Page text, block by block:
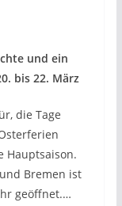
und ein
bis 22. März
die Tage
Hauptsaison.
Bremen ist
geöffnet.…